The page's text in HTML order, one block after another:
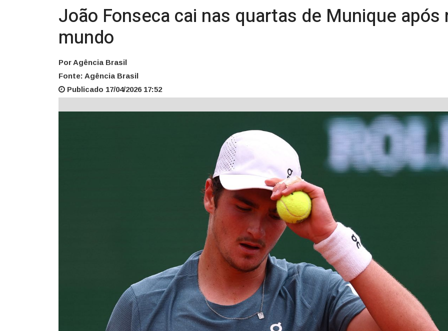
João Fonseca cai nas quartas de Munique após
mundo
Por Agência Brasil
Fonte: Agência Brasil
Publicado 17/04/2026 17:52